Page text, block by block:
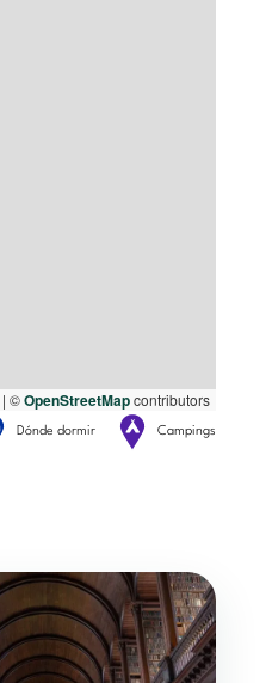
| ©OpenStreetMapcontributors
Dónde dormir Campings